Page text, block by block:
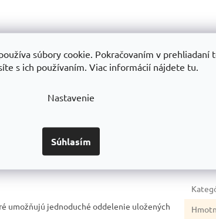
súbory cookie. Pokračovaním v prehliadaní
s ich používaním. Viac informácií nájdete tu.
Nastavenie
Súhlasím
Vykonávame zameranie, montáže
a servis regálov po celom SK
Všetok tovar okrem
máme skladom
umožňujú jednoduché oddelenie uložených